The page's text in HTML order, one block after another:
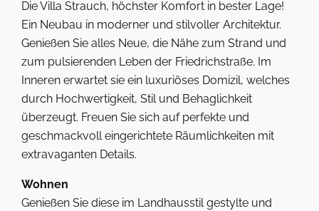
Die Villa Strauch, höchster Komfort in bester Lage!
Ein Neubau in moderner und stilvoller Architektur.
Genießen Sie alles Neue, die Nähe zum Strand und
zum pulsierenden Leben der Friedrichstraße. Im
Inneren erwartet sie ein luxuriöses Domizil, welches
durch Hochwertigkeit, Stil und Behaglichkeit
überzeugt. Freuen Sie sich auf perfekte und
geschmackvoll eingerichtete Räumlichkeiten mit
extravaganten Details.
Wohnen
Genießen Sie diese im Landhausstil gestylte und